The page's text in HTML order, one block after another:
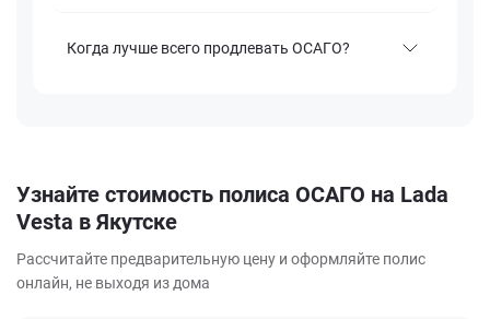
Когда лучше всего продлевать ОСАГО?
Узнайте стоимость полиса ОСАГО на Lada
Vesta в Якутске
Рассчитайте предварительную цену и оформляйте полис
онлайн, не выходя из дома